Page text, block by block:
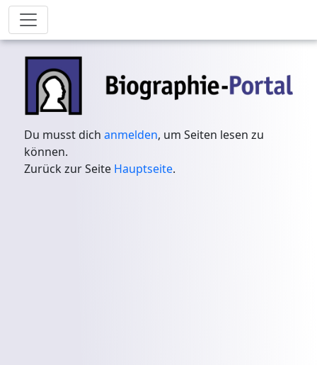
Du musst dichanmelden, um Seiten lesen zu
können.
Zurück zur Seite Hauptseite.